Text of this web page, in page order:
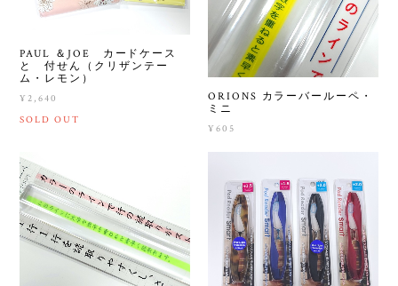
PAUL ＆JOE カードケース
と 付せん（クリザンテー
ム・レモン）
¥2,640
SOLD OUT
ORIONS カラーバールーペ・
ミニ
¥605